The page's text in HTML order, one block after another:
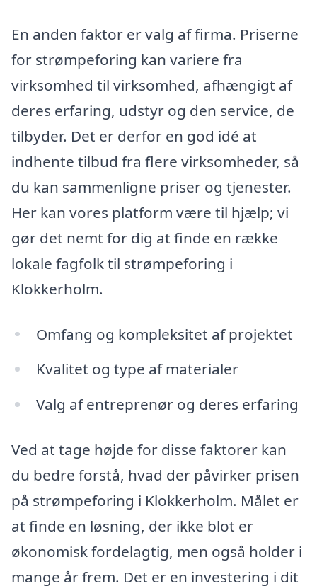
En anden faktor er valg af firma. Priserne
for strømpeforing kan variere fra
virksomhed til virksomhed, afhængigt af
deres erfaring, udstyr og den service, de
tilbyder. Det er derfor en god idé at
indhente tilbud fra flere virksomheder, så
du kan sammenligne priser og tjenester.
Her kan vores platform være til hjælp; vi
gør det nemt for dig at finde en række
lokale fagfolk til strømpeforing i
Klokkerholm.
Omfang og kompleksitet af projektet
Kvalitet og type af materialer
Valg af entreprenør og deres erfaring
Ved at tage højde for disse faktorer kan
du bedre forstå, hvad der påvirker prisen
på strømpeforing i Klokkerholm. Målet er
at finde en løsning, der ikke blot er
økonomisk fordelagtig, men også holder i
mange år frem. Det er en investering i dit